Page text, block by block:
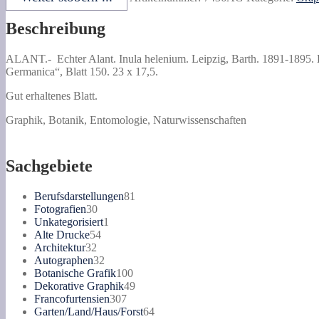
helenium.
Beschreibung
ALANT.- Echter Alant. Inula helenium. Leipzig, Barth. 1891-1895.
Germanica“, Blatt 150. 23 x 17,5.
Gut erhaltenes Blatt.
Graphik, Botanik, Entomologie, Naturwissenschaften
Sachgebiete
Berufsdarstellungen81
Fotografien3030
Produkte
Unkategorisiert1
Alte Drucke5454
Architektur32
Produkte
Autographen32
Produkte
Botanische Grafik100100
Produkte
Dekorative Graphik4949
Francofurtensien307307
Produkte
Garten/Land/Haus/Forst6464